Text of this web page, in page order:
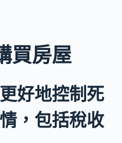
買房屋
好地控制死
，包括稅收